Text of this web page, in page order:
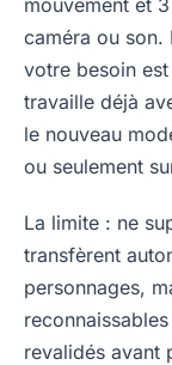
caméra ou son.
votre besoin
travaille déjà
le nouveau
ou seulement
La limite : ne
transfèrent
personnages,
revalidés avant